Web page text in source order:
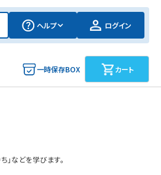
ヘルプ ログイン
一時保存BOX カート
」などを学びます。